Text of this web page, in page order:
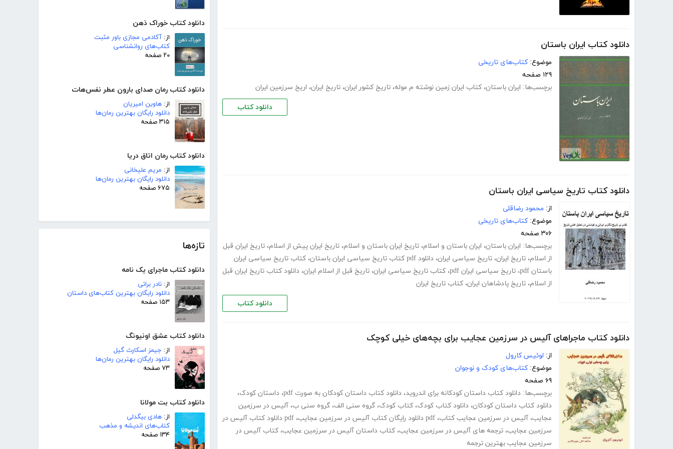
دانلود کتاب خوراک ذهن
از: آکادمی مجازی باور مثبت
کتاب‌های روانشناسی
۲۰ صفحه
دانلود کتاب رمان صدای بارون عطر نفس‌هات
از: هاوین امیریان
دانلود رایگان بهترین رمان‌ها
۳۱۵ صفحه
دانلود کتاب رمان اتاق دریا
از: مریم علیخانی
دانلود رایگان بهترین رمان‌ها
۶۷۵ صفحه
تازه‌ها
دانلود کتاب ماجرای یک نامه
از: نادر براتی
دانلود رایگان بهترین کتاب‌های داستان
۱۵۳ صفحه
دانلود کتاب عشق اونیونگ
از: جیمز اسکارث گیل
دانلود رایگان بهترین رمان‌ها
۷۳ صفحه
دانلود کتاب بت مولانا
از: هادی بیگدلی
کتاب‌های اندیشه و مذهب
۱۳۴ صفحه
دانلود کتاب ایران باستان
موضوع: کتاب‌های تاریخی
۱۲۹ صفحه
برچسب‌ها: ایران باستان، کتاب ایران زمین نوشته م موله، تاریخ کشور ایران، تاریخ ایران، اریخ سرزمین ایران
دانلود کتاب
دانلود کتاب تاریخ سیاسی ایران باستان
از: محمود رضاقلی
موضوع: کتاب‌های تاریخی
۳۰۶ صفحه
برچسب‌ها: ایران باستان، ایران باستان و اسلام، تاریخ ایران باستان و اسلام، تاریخ ایران پیش از اسلام، تاریخ ایران قبل
از اسلام، تاریخ ایران، تاریخ سیاسی ایران، دانلود pdf کتاب تاریخ سیاسی ایران باستان ، کتاب تاریخ سیاسی ایران
باستان pdf
، تاریخ سیاسی ایران pdf ، کتاب تاریخ سیاسی ایران، تاریخ قبل از اسلام ایران، دانلود کتاب تاریخ ایران قبل
از اسلام، تاریخ پادشاهان ایران، کتاب تاریخ ایران
دانلود کتاب
دانلود کتاب ماجراهای آلیس در سرزمین عجایب برای بچه‌های خیلی کوچک
از: لوئیس کارول
موضوع: کتاب‌های کودک و نوجوان
۶۹ صفحه
برچسب‌ها: دانلود کتاب داستان کودکانه برای اندروید، دانلود کتاب داستان کودکان به صورت pdf ، داستان کودک،
دانلود کتاب داستان کودکان، دانلود کتاب کودک، کتاب کودک، گروه سنی الف، گروه سنی ب، آلیس در سرزمین
عجایب، آلیس در سرزمین عجایب کتاب، pdf دانلود رایگان کتاب آلیس در سرزمین عجایب ،
pdf دانلود کتاب آلیس در
سرزمین عجایب، ترجمه های آلیس در سرزمین عجایب، کتاب داستان آلیس در سرزمین عجایب، کتاب آلیس در
سرزمین عجایب بهترین ترجمه